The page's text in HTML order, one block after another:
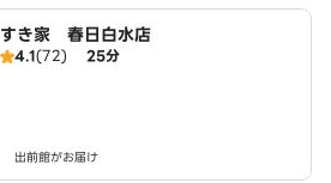
すき家 春日白水店
4.1(72) 25分
出前館がお届け